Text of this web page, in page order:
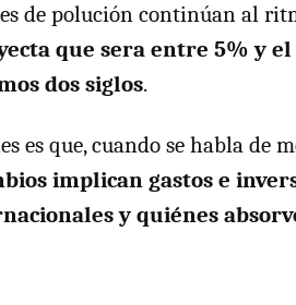
de polución continúan al
que sera entre 5% y el
dos siglos.
es que, cuando se habla de
implican gastos e
y quiénes